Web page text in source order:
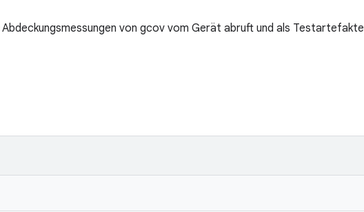
Abdeckungsmessungen von gcov vom Gerät abruft und als Testartefakte